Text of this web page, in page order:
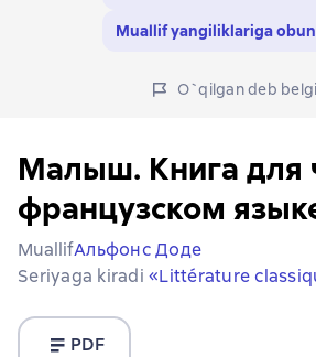
Muallif yangiliklariga
O`qilgan deb
Малыш. Книга для
французском
MuallifАльфонс Доде
Seriyaga kiradi «Littérature
PDF